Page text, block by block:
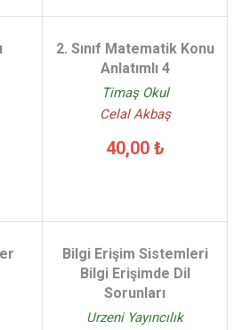
2. Sınıf Matematik Konu
Anlatımlı 4
Timaş Okul
Celal Akbaş
40,00 ₺
Bilgi Erişim Sistemleri
Bilgi Erişimde Dil
Sorunları
Urzeni Yayıncılık